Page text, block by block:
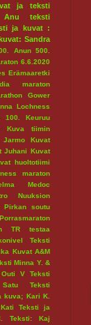
ja teksti
teksti
ja kuvat :
Sandra
Anun 500.
6.6.2020
Erämaaretki
maraton
Gower
Lochness
100.
Keuruu
Kuva tiimin
Jarmo
Kuvat
Juhani Kuvat
huoltotiimi
maraton
Medoc
Nuuksion
Pirkan soutu
Porrasmaraton
TR testaa
Teksti
Kuvat A&M
Minna Y. &
V
Teksti
Teksti
kuva; Kari K.
Teksti ja
Teksti: Kaj